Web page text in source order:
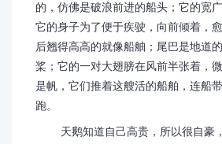
的，仿佛是破浪前进的船头；它的宽
它的身子为了便于疾驶，向前倾着，
后翘得高高的就像船舳；尾巴是地道
桨；它的一对大翅膀在风前半张着，
是帆，它们推着这艘活的船舶，连船
跑。
天鹅知道自己高贵，所以很自豪，